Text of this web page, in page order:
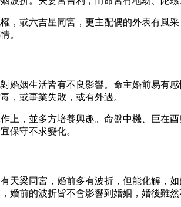
，或六吉星同宮，更主配偶的外表有風
。
婚姻生活皆有不良影響。命主婚前易有
，或事業失敗，或有外遇。
上，並多方培養興趣。命盤中機、巨在
保守不求變化。
天梁同宮，婚前多有波折，但能化解，
婚前的波折皆不會影響到婚姻，婚後雖